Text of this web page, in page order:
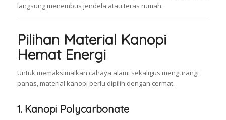
langsung menembus jendela atau teras rumah.
Pilihan Material Kanopi
Hemat Energi
Untuk memaksimalkan cahaya alami sekaligus mengurangi
panas, material kanopi perlu dipilih dengan cermat.
1. Kanopi Polycarbonate